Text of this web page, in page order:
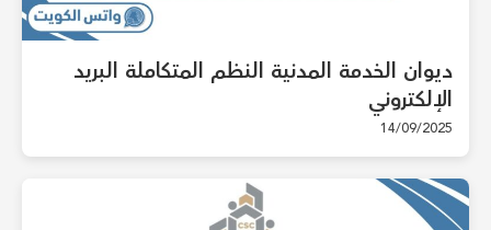
ديوان الخدمة المدنية النظم المتكاملة البريد
الإلكتروني
14/09/2025